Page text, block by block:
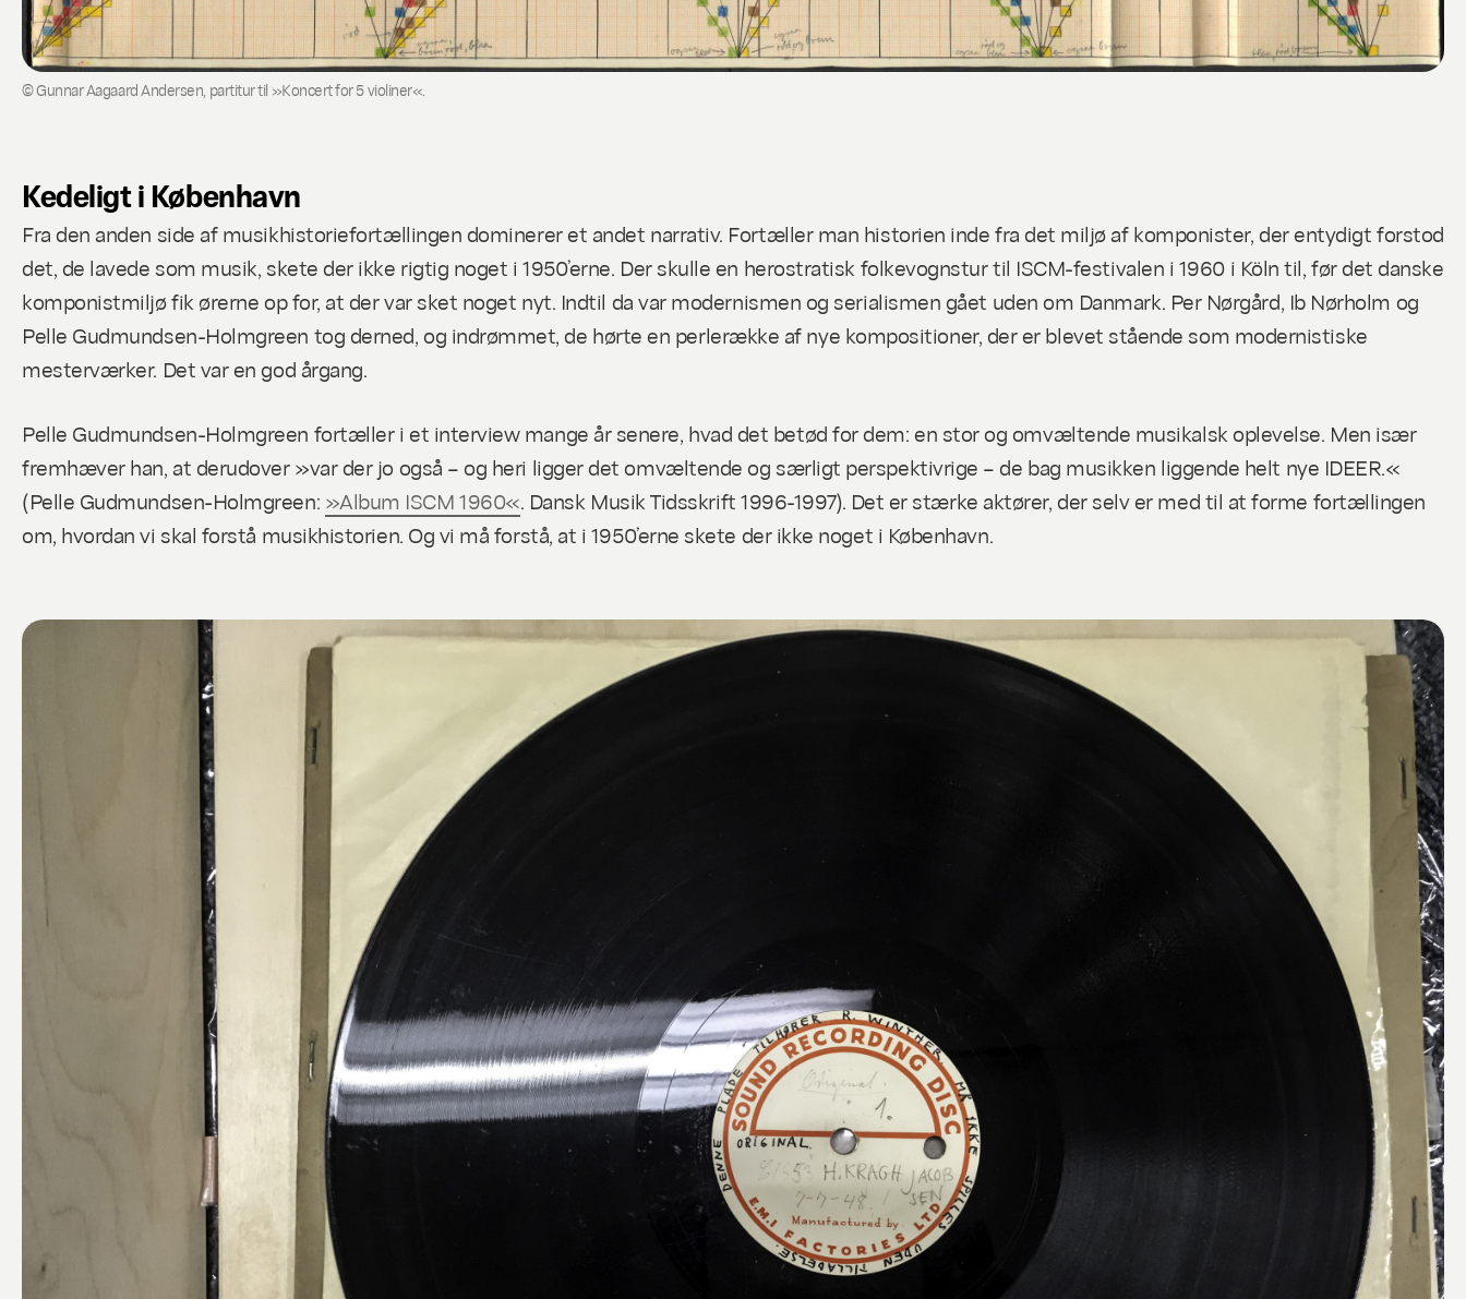
© Gunnar Aagaard Andersen, partitur til »Koncert for 5 violiner«.
Kedeligt i København
Fra den anden side af musikhistoriefortællingen dominerer et andet narrativ. Fortæller man historien inde fra det miljø af komponister, der entydigt forstod
det, de lavede som musik, skete der ikke rigtig noget i 1950’erne. Der skulle en herostratisk folkevognstur til ISCM-festivalen i 1960 i Köln til, før det danske
komponistmiljø fik ørerne op for, at der var sket noget nyt. Indtil da var modernismen og serialismen gået uden om Danmark. Per Nørgård, Ib Nørholm og
Pelle Gudmundsen-Holmgreen tog derned, og indrømmet, de hørte en perlerække af nye kompositioner, der er blevet stående som modernistiske
mesterværker. Det var en god årgang.
Pelle Gudmundsen-Holmgreen fortæller i et interview mange år senere, hvad det betød for dem: en stor og omvæltende musikalsk oplevelse. Men især
fremhæver han, at derudover »var der jo også – og heri ligger det omvæltende og særligt perspektivrige – de bag musikken liggende helt nye IDEER.«
(Pelle Gudmundsen-Holmgreen: »Album ISCM 1960«. Dansk Musik Tidsskrift 1996-1997). Det er stærke aktører, der selv er med til at forme fortællingen
om, hvordan vi skal forstå musikhistorien. Og vi må forstå, at i 1950’erne skete der ikke noget i København.